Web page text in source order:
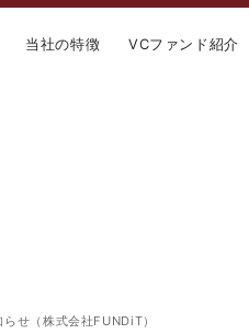
当社の特徴 VCファンド紹介
せ（株式会社FUNDiT）